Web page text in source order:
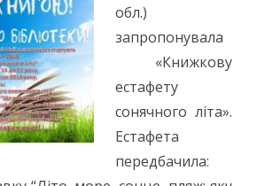
обл.)
запропонувала
«Книжкову
естафету
сонячного літа».
Естафета
передбачила: